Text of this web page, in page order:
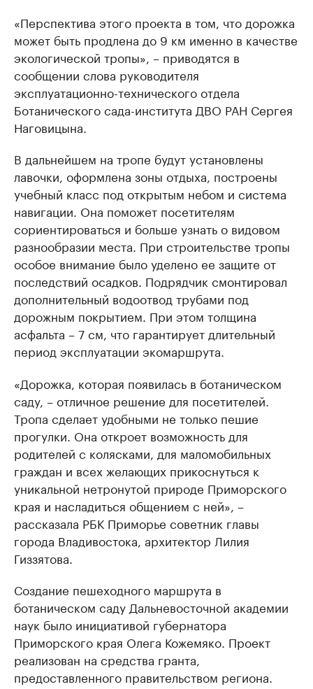
«Перспектива этого проекта в том, что дорожка
может быть продлена до 9 км именно в качестве
экологической тропы», – приводятся в
сообщении слова руководителя
эксплуатационно-технического отдела
Ботанического сада-института ДВО РАН Сергея
Наговицына.
В дальнейшем на тропе будут установлены
лавочки, оформлена зоны отдыха, построены
учебный класс под открытым небом и система
навигации. Она поможет посетителям
сориентироваться и больше узнать о видовом
разнообразии места. При строительстве тропы
особое внимание было уделено ее защите от
последствий осадков. Подрядчик смонтировал
дополнительный водоотвод трубами под
дорожным покрытием. При этом толщина
асфальта – 7 см, что гарантирует длительный
период эксплуатации экомаршрута.
«Дорожка, которая появилась в ботаническом
саду, – отличное решение для посетителей.
Тропа сделает удобными не только пешие
прогулки. Она откроет возможность для
родителей с колясками, для маломобильных
граждан и всех желающих прикоснуться к
уникальной нетронутой природе Приморского
края и насладиться общением с ней», –
рассказала РБК Приморье советник главы
города Владивостока, архитектор Лилия
Гиззятова.
Создание пешеходного маршрута в
ботаническом саду Дальневосточной академии
наук было инициативой губернатора
Приморского края Олега Кожемяко. Проект
реализован на средства гранта,
предоставленного правительством региона.